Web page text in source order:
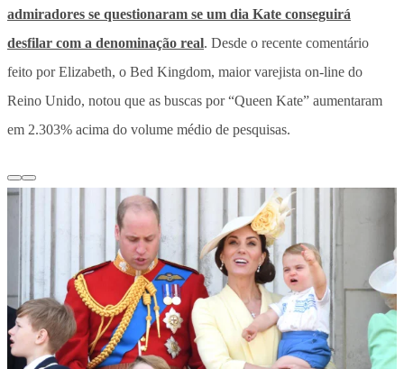
admiradores se questionaram se um dia Kate conseguirá
desfilar com a denominação real. Desde o recente comentário
feito por Elizabeth, o Bed Kingdom, maior varejista on-line do
Reino Unido, notou que as buscas por “Queen Kate” aumentaram
em 2.303% acima do volume médio de pesquisas.